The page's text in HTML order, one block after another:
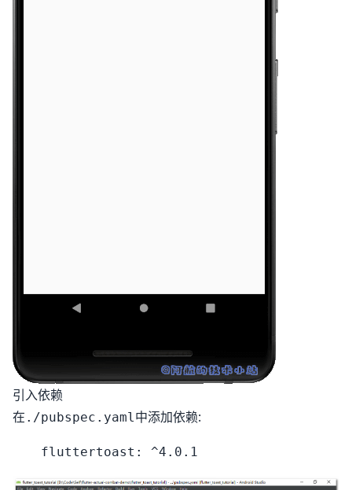
引入依赖
在 ./pubspec.yaml 中添加依赖: